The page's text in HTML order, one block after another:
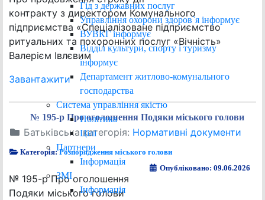
Гід з державних послуг
Управління охорони здоров`я інформує
ВУВКГ інформує
Відділ культури, спорту і туризму
інформує
Департамент житлово-комунального
господарства
Система управління якістю
Політика
Цілі
Партнери
Інформація
ЗМІ
Інформація
контракту з директором Комунального
підприємства «Спеціалізоване підприємство
ритуальних та похоронних послуг «Вічність»
Валерієм Івлєвим
Завантажити
№ 195-р Про оголошення Подяки міського голови
Батьківська категорія: Нормативні документи
Категорія:Розпорядження міського голови
Опубліковано: 09.06.2026
№ 195-р Про оголошення
Подяки міського голови